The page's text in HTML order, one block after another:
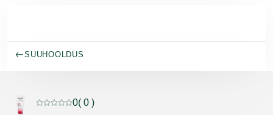
SUUHOOLDUS
Praegune hinnang: 0 5-st tähest hinnanud 0 klienti
0( 0 )